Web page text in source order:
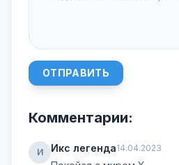
ОТПРАВИТЬ
Комментарии:
И Икс легенда14.04.2023